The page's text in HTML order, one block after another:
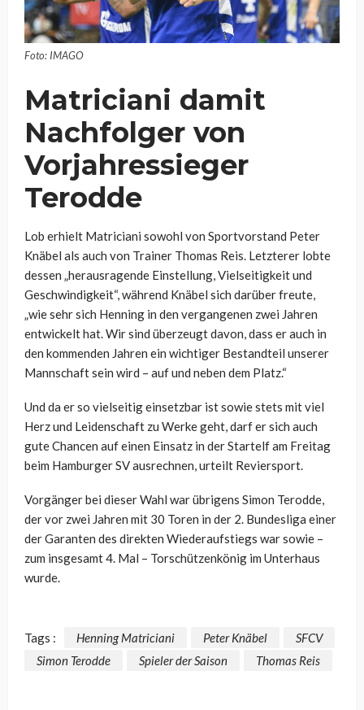
Foto: IMAGO
Matriciani damit
Nachfolger von
Vorjahressieger
Terodde
Lob erhielt Matriciani sowohl von Sportvorstand Peter
Knäbel als auch von Trainer Thomas Reis. Letzterer lobte
dessen „herausragende Einstellung, Vielseitigkeit und
Geschwindigkeit“, während Knäbel sich darüber freute,
„wie sehr sich Henning in den vergangenen zwei Jahren
entwickelt hat. Wir sind überzeugt davon, dass er auch in
den kommenden Jahren ein wichtiger Bestandteil unserer
Mannschaft sein wird – auf und neben dem Platz.“
Und da er so vielseitig einsetzbar ist sowie stets mit viel
Herz und Leidenschaft zu Werke geht, darf er sich auch
gute Chancen auf einen Einsatz in der Startelf am Freitag
beim Hamburger SV ausrechnen, urteilt Reviersport.
Vorgänger bei dieser Wahl war übrigens Simon Terodde,
der vor zwei Jahren mit 30 Toren in der 2. Bundesliga einer
der Garanten des direkten Wiederaufstiegs war sowie –
zum insgesamt 4. Mal – Torschützenkönig im Unterhaus
wurde.
Tags : Henning Matriciani Peter Knäbel
SFCV
Simon Terodde
Spieler der Saison Thomas Reis